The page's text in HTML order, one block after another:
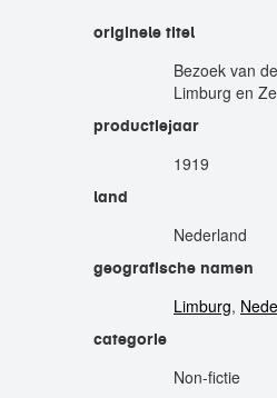
originele titel
Bezoek van
Limburg en
productiejaar
1919
land
Nederland
geografische namen
Limburg,
categorie
Non-fictie